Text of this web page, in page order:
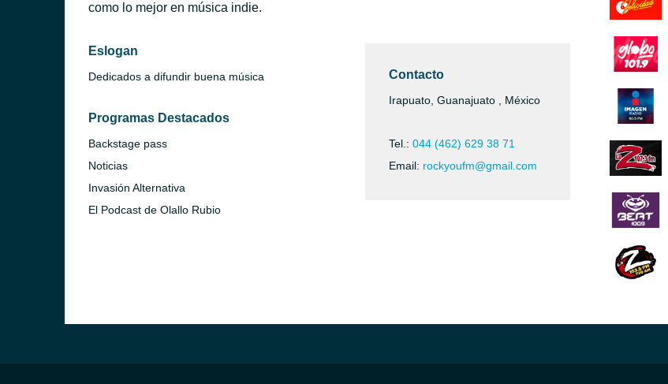
como lo mejor en música indie.
Eslogan
Dedicados a difundir buena música
Programas Destacados
Backstage pass
Noticias
Invasión Alternativa
El Podcast de Olallo Rubio
Contacto
Irapuato, Guanajuato , México
Tel.: 044 (462) 629 38 71
Email: rockyoufm@gmail.com